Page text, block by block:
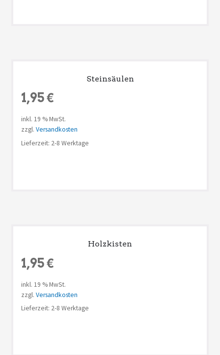
Steinsäulen
1,95€
inkl. 19 % MwSt.
zzgl. Versandkosten
Lieferzeit: 2-8 Werktage
Holzkisten
1,95€
inkl. 19 % MwSt.
zzgl. Versandkosten
Lieferzeit: 2-8 Werktage